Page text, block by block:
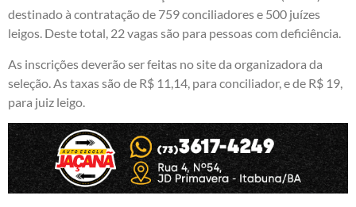
destinado à contratação de 759 conciliadores e 500 juízes
leigos. Deste total, 22 vagas são para pessoas com deficiência.
As inscrições deverão ser feitas no site da organizadora da
seleção. As taxas são de R$ 11,14, para conciliador, e de R$ 19,
para juiz leigo.